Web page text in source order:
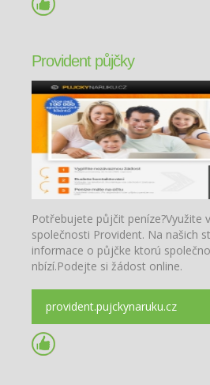
Provident půjčky
Potřebujete půjčit peníze?Využite
společnosti Provident. Na našich
informace o půjčke ktorú
nbízí.Podejte si žádost online.
provident.pujckynaruku.cz